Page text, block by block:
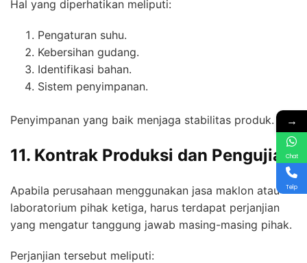
Hal yang diperhatikan meliputi:
Pengaturan suhu.
Kebersihan gudang.
Identifikasi bahan.
Sistem penyimpanan.
Penyimpanan yang baik menjaga stabilitas produk.
11. Kontrak Produksi dan Pengujian
Apabila perusahaan menggunakan jasa maklon atau
laboratorium pihak ketiga, harus terdapat perjanjian
yang mengatur tanggung jawab masing-masing pihak.
Perjanjian tersebut meliputi:
→
Chat
Telp